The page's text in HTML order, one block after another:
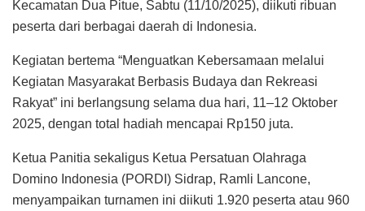
Kecamatan Dua Pitue, Sabtu (11/10/2025), diikuti ribuan
peserta dari berbagai daerah di Indonesia.
Kegiatan bertema “Menguatkan Kebersamaan melalui
Kegiatan Masyarakat Berbasis Budaya dan Rekreasi
Rakyat” ini berlangsung selama dua hari, 11–12 Oktober
2025, dengan total hadiah mencapai Rp150 juta.
Ketua Panitia sekaligus Ketua Persatuan Olahraga
Domino Indonesia (PORDI) Sidrap, Ramli Lancone,
menyampaikan turnamen ini diikuti 1.920 peserta atau 960